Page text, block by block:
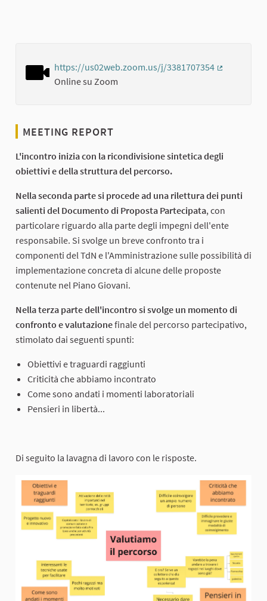
https://us02web.zoom.us/j/3381707354
Online su Zoom
MEETING REPORT
L'incontro inizia con la ricondivisione sintetica degli
obiettivi e della struttura del percorso.
Nella seconda parte si procede ad una rilettura dei punti
salienti del Documento di Proposta Partecipata, con
particolare riguardo alla parte degli impegni dell'ente
responsabile. Si svolge un breve confronto tra i
componenti del TdN e l'Amministrazione sulle possibilità di
implementazione concreta di alcune delle proposte
contenute nel Piano Giovani.
Nella terza parte dell'incontro si svolge un momento di
confronto e valutazionefinale del percorso partecipativo,
stimolato dai seguenti spunti:
Obiettivi e traguardi raggiunti
Criticità che abbiamo incontrato
Come sono andati i momenti laboratoriali
Pensieri in libertà...
Di seguito la lavagna di lavoro con le risposte.